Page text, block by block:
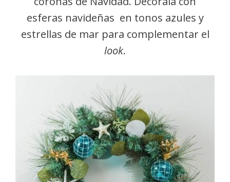
esferas navideñas en tonos azules y
estrellas de mar para complementar el
look.